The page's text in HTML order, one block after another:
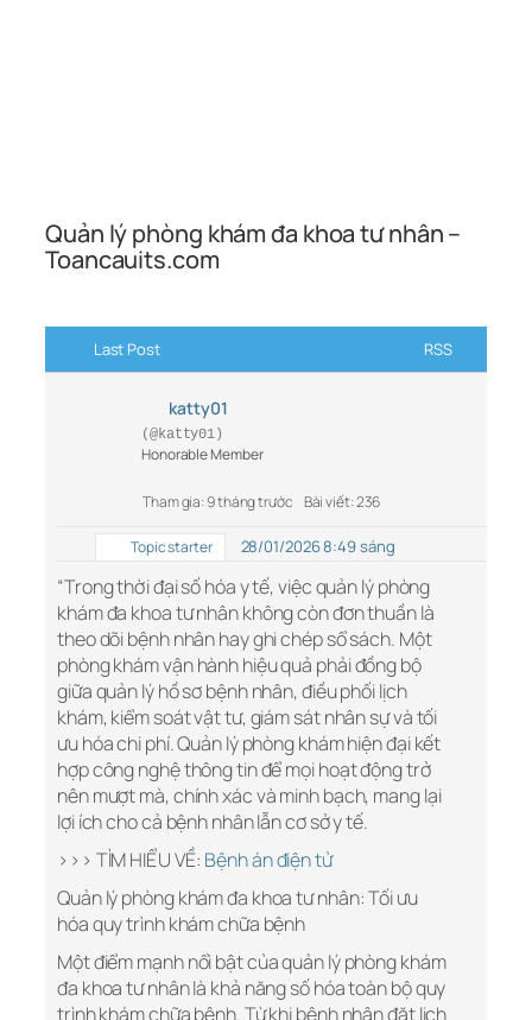
Quản lý phòng khám đa khoa tư nhân –
Toancauits.com
Last Post RSS
katty01
(@katty01)
Honorable Member
Tham gia: 9 tháng trước Bài viết: 236
Topic starter 28/01/2026 8:49 sáng
“Trong thời đại số hóa y tế, việc quản lý phòng
khám đa khoa tư nhân không còn đơn thuần là
theo dõi bệnh nhân hay ghi chép sổ sách. Một
phòng khám vận hành hiệu quả phải đồng bộ
giữa quản lý hồ sơ bệnh nhân, điều phối lịch
khám, kiểm soát vật tư, giám sát nhân sự và tối
ưu hóa chi phí. Quản lý phòng khám hiện đại kết
hợp công nghệ thông tin để mọi hoạt động trở
nên mượt mà, chính xác và minh bạch, mang lại
lợi ích cho cả bệnh nhân lẫn cơ sở y tế.
>>> TÌM HIỂU VỀ: Bệnh án điện tử
Quản lý phòng khám đa khoa tư nhân: Tối ưu
hóa quy trình khám chữa bệnh
Một điểm mạnh nổi bật của quản lý phòng khám
đa khoa tư nhân là khả năng số hóa toàn bộ quy
trình khám chữa bệnh. Từ khi bệnh nhân đặt lịch